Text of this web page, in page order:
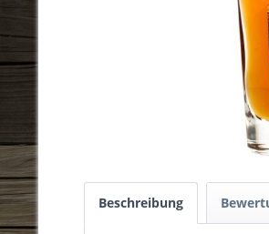
Beschreibung